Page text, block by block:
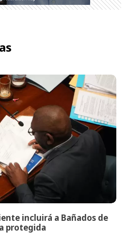
incluirá a Bañados de
protegida